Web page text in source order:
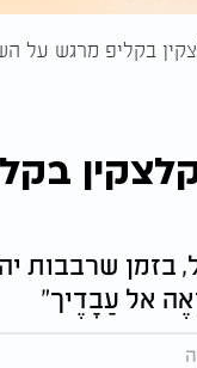
בקליפ מרגש על
בזמן שרבבות
אל עַבָדֶיך"